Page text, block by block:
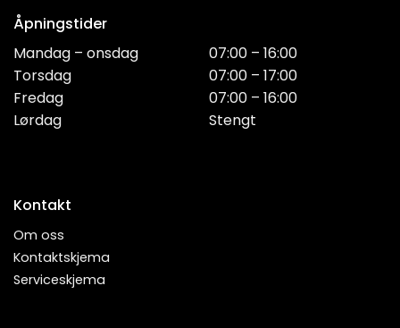
Åpningstider
Mandag – onsdag
Torsdag
Fredag
Lørdag
07:00 – 16:00
07:00 – 17:00
07:00 – 16:00
Stengt
Kontakt
Om oss
Kontaktskjema
Serviceskjema